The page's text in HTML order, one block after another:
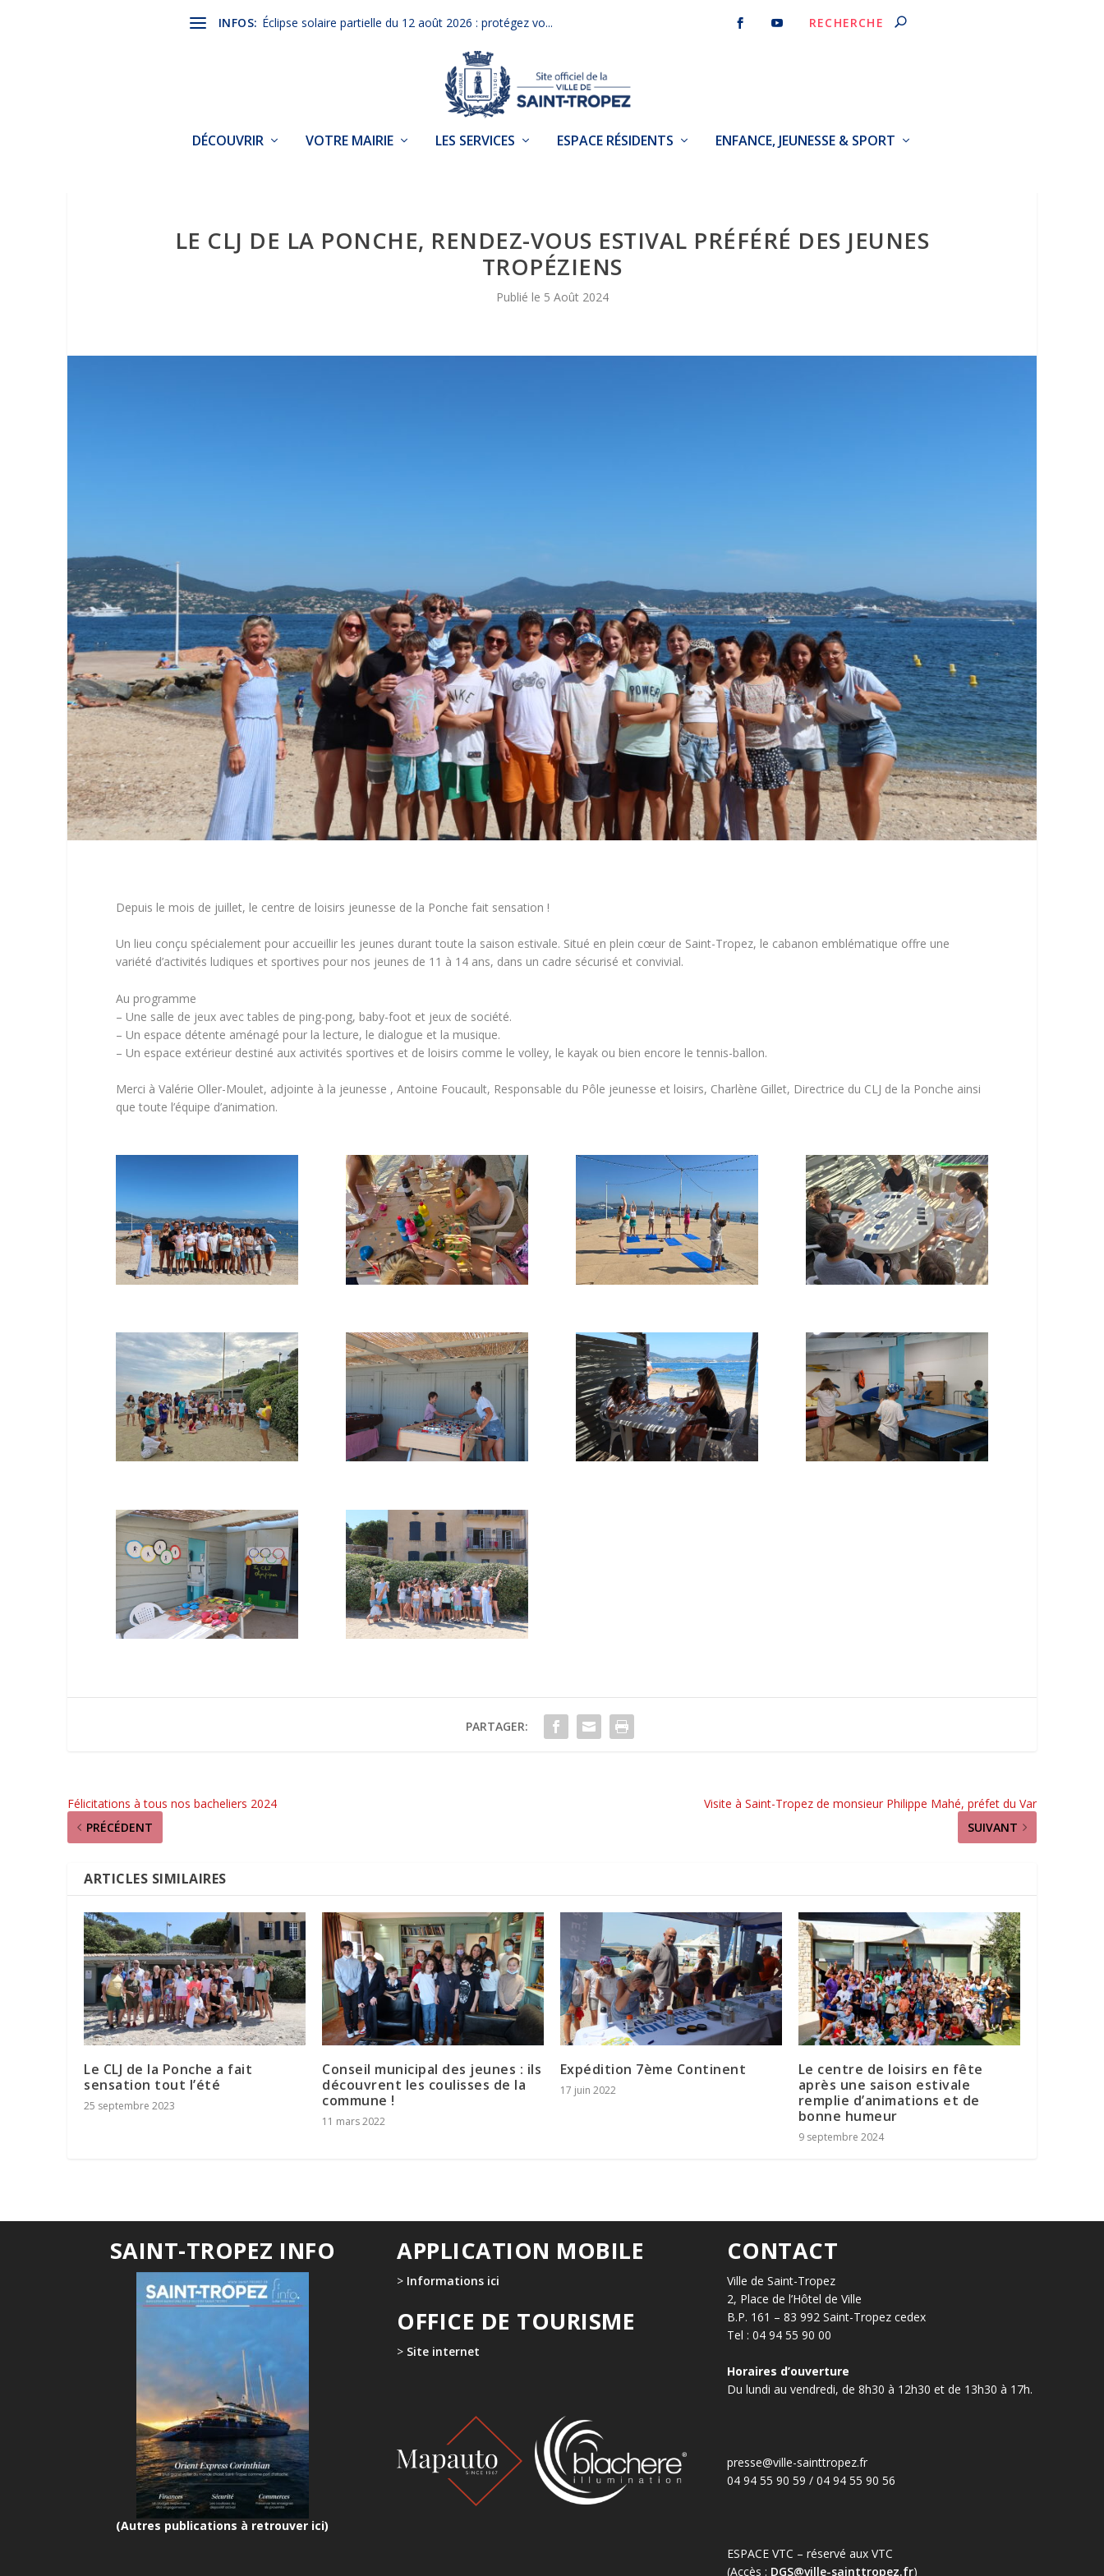
INFOS: Éclipse solaire partielle du 12 août 2026 : protégez vo...
DÉCOUVRIR VOTRE MAIRIE LES SERVICES ESPACE RÉSIDENTS ENFANCE, JEUNESSE & SPORT
LE CLJ DE LA PONCHE, RENDEZ-VOUS ESTIVAL PRÉFÉRÉ DES JEUNES
TROPÉZIENS
5 Août 2024
Depuis le mois de juillet, le centre de loisirs jeunesse de la Ponche fait sensation !
Un lieu conçu spécialement pour accueillir les jeunes durant toute la saison estivale. Situé en plein cœur de Saint-Tropez, le cabanon emblématique offre une
variété d’activités ludiques et sportives pour nos jeunes de 11 à 14 ans, dans un cadre sécurisé et convivial.
Au programme
– Une salle de jeux avec tables de ping-pong, baby-foot et jeux de société.
– Un espace détente aménagé pour la lecture, le dialogue et la musique.
– Un espace extérieur destiné aux activités sportives et de loisirs comme le volley, le kayak ou bien encore le tennis-ballon.
Merci à Valérie Oller-Moulet, adjointe à la jeunesse , Antoine Foucault, Responsable du Pôle jeunesse et loisirs, Charlène Gillet, Directrice du CLJ de la Ponche ainsi
que toute l’équipe d’animation.
PARTAGER:
Félicitations à tous nos bacheliers 2024
PRÉCÉDENT
Visite à Saint-Tropez de monsieur Philippe Mahé, préfet du Var
SUIVANT
ARTICLES SIMILAIRES
Le CLJ de la Ponche a fait
sensation tout l’été
25 septembre 2023
Conseil municipal des jeunes : ils
découvrent les coulisses de la
commune !
11 mars 2022
Expédition 7ème Continent
17 juin 2022
Le centre de loisirs en fête
après une saison estivale
remplie d’animations et de
bonne humeur
9 septembre 2024
SAINT-TROPEZ INFO
(Autres publications à retrouver ici)
APPLICATION MOBILE
> Informations ici
OFFICE DE TOURISME
> Site internet
CONTACT
Ville de Saint-Tropez
2, Place de l’Hôtel de Ville
B.P. 161 – 83 992 Saint-Tropez cedex
Tel : 04 94 55 90 00
Horaires d’ouverture
Du lundi au vendredi, de 8h30 à 12h30 et de 13h30 à 17h.
presse@ville-sainttropez.fr
04 94 55 90 59 / 04 94 55 90 56
ESPACE VTC – réservé aux VTC
(Accès : DGS@ville-sainttropez.fr)